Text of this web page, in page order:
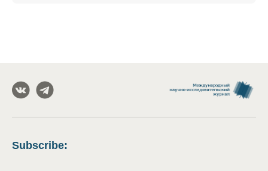
Subscribe: